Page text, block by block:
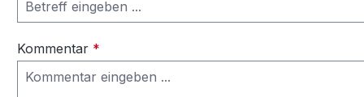
Kommentar *